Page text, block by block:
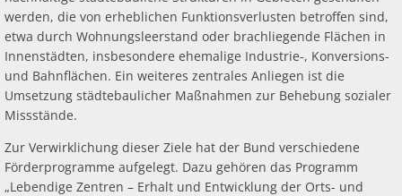
werden, die von erheblichen Funktionsverlusten betroffen sind,
etwa durch Wohnungsleerstand oder brachliegende Flächen in
Innenstädten, insbesondere ehemalige Industrie-, Konversions-
und Bahnflächen. Ein weiteres zentrales Anliegen ist die
Umsetzung städtebaulicher Maßnahmen zur Behebung sozialer
Missstände.
Zur Verwirklichung dieser Ziele hat der Bund verschiedene
Förderprogramme aufgelegt. Dazu gehören das Programm
„Lebendige Zentren – Erhalt und Entwicklung der Orts- und